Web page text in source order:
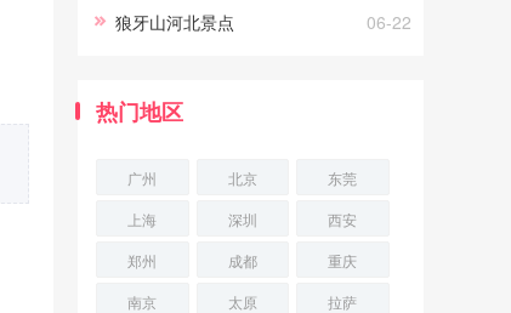
06-22
狼牙山河北景点
热门地区
广州 北京
东莞
上海
深圳
西安
郑州
成都
重庆
南京
太原
拉萨